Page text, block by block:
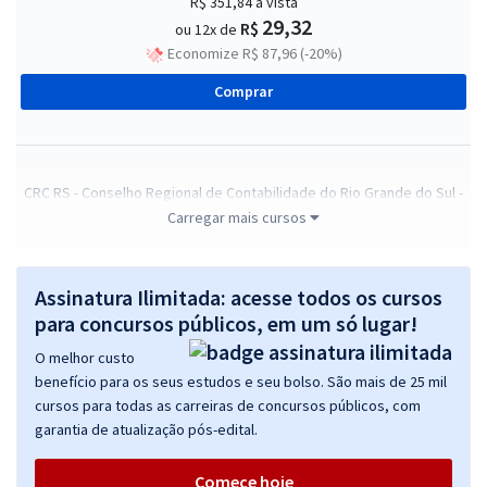
ou 12x de R$ 29,32
Economize R$ 87,96 (-20%)
Comprar
CRC RS - Conselho Regional de Contabilidade do Rio Grande do Sul -
Fiscal Contador
29,32
Economize R$ 87,96 (-20%)
Comprar
CRC RS - Conselho Regional de Contabilidade do Rio Grande do Sul -
Conhecimentos Especificos para o Cargo de Contador
Carregar mais cursos
Assinatura Ilimitada: acesse todos os cursos
para concursos públicos, em um só lugar!
O melhor custo
benefício para os seus estudos e seu bolso. São mais de 25 mil
cursos para todas as carreiras de concursos públicos, com
garantia de atualização pós-edital.
Comece hoje